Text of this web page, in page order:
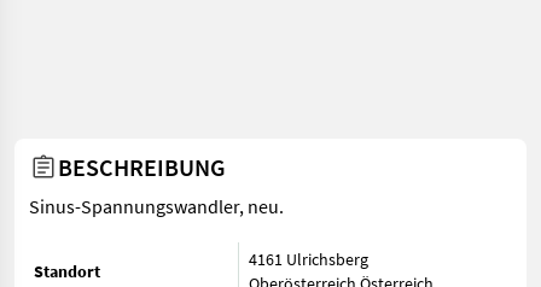
BESCHREIBUNG
Sinus-Spannungswandler, neu.
Standort
4161 Ulrichsberg